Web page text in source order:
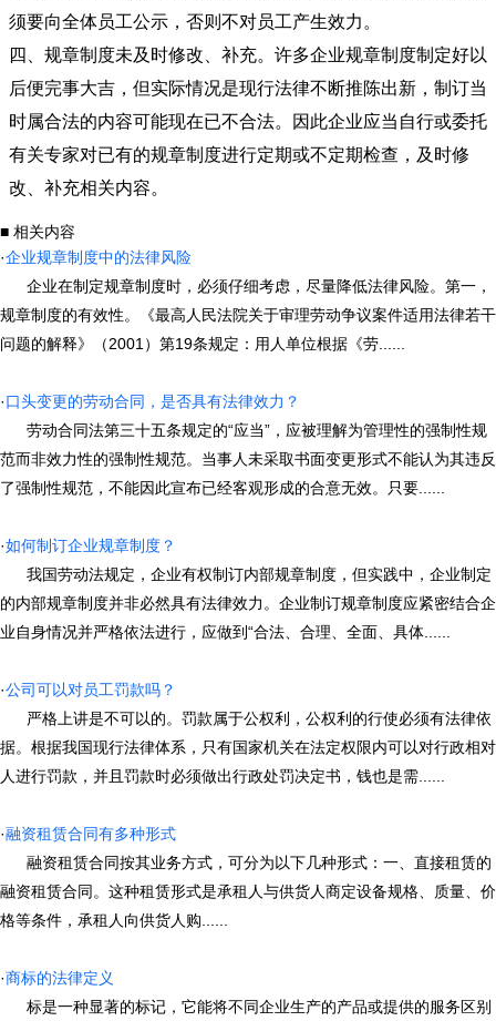
须要向全体员工公示，否则不对员工产生效力。
四、规章制度未及时修改、补充。许多企业规章制度制定好以
后便完事大吉，但实际情况是现行法律不断推陈出新，制订当
时属合法的内容可能现在已不合法。因此企业应当自行或委托
有关专家对已有的规章制度进行定期或不定期检查，及时修
改、补充相关内容。
■ 相关内容
·企业规章制度中的法律风险
企业在制定规章制度时，必须仔细考虑，尽量降低法律风险。第一，
规章制度的有效性。《最高人民法院关于审理劳动争议案件适用法律若干
问题的解释》（2001）第19条规定：用人单位根据《劳......
·口头变更的劳动合同，是否具有法律效力？
劳动合同法第三十五条规定的“应当”，应被理解为管理性的强制性规
范而非效力性的强制性规范。当事人未采取书面变更形式不能认为其违反
了强制性规范，不能因此宣布已经客观形成的合意无效。只要......
·如何制订企业规章制度？
我国劳动法规定，企业有权制订内部规章制度，但实践中，企业制定
的内部规章制度并非必然具有法律效力。企业制订规章制度应紧密结合企
业自身情况并严格依法进行，应做到“合法、合理、全面、具体......
·公司可以对员工罚款吗？
严格上讲是不可以的。罚款属于公权利，公权利的行使必须有法律依
据。根据我国现行法律体系，只有国家机关在法定权限内可以对行政相对
人进行罚款，并且罚款时必须做出行政处罚决定书，钱也是需......
·融资租赁合同有多种形式
融资租赁合同按其业务方式，可分为以下几种形式：一、直接租赁的
融资租赁合同。这种租赁形式是承租人与供货人商定设备规格、质量、价
格等条件，承租人向供货人购......
·商标的法律定义
标是一种显著的标记，它能将不同企业生产的产品或提供的服务区别